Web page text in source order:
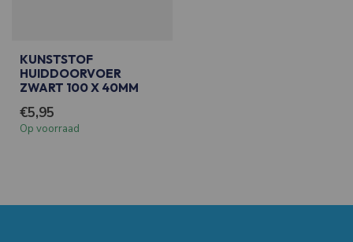
KUNSTSTOF
HUIDDOORVOER
ZWART 100 X 40MM
€5,95
Op voorraad